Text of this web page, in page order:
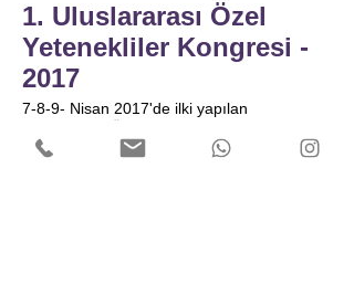
1. Uluslararası Özel
Yetenekliler Kongresi -
2017
7-8-9- Nisan 2017'de ilki yapılan
gelenekselleştirilerek devam ettirilecektir.